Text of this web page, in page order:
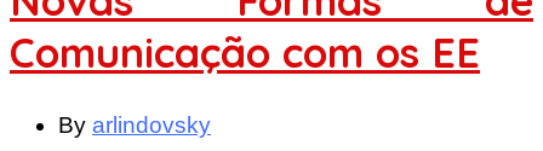
Comunicação com os EE
By arlindovsky